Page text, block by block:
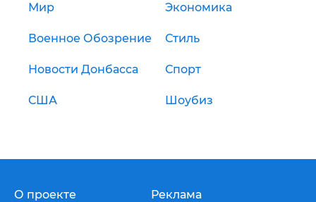
Мир Экономика
Военное Обозрение Стиль
Новости Донбасса Спорт
США Шоубиз
О проекте Реклама